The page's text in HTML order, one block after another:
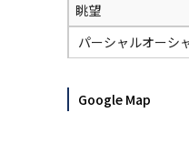
眺望
パーシャルオーシ
Google Map